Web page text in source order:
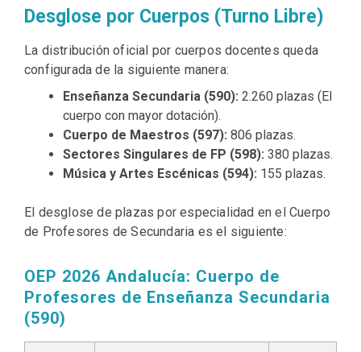
Desglose por Cuerpos (Turno Libre)
La distribución oficial por cuerpos docentes queda
configurada de la siguiente manera:
Enseñanza Secundaria (590): 2.260 plazas (El
cuerpo con mayor dotación).
Cuerpo de Maestros (597): 806 plazas.
Sectores Singulares de FP (598): 380 plazas.
Música y Artes Escénicas (594): 155 plazas.
El desglose de plazas por especialidad en el Cuerpo
de Profesores de Secundaria es el siguiente:
OEP 2026 Andalucía: Cuerpo de
Profesores de Enseñanza Secundaria
(590)